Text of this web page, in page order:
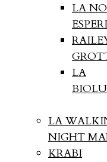
LA
LA
LA
NIGHT
KRABI